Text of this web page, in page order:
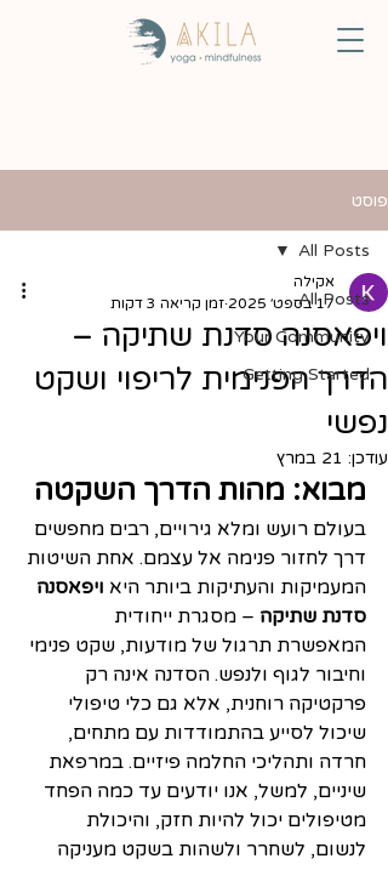
פוסט
All Posts
Your Community
Getting Started
All Posts
ויפאסנה סדנת שתיקה –
הדרך הפנימית לריפוי ושקט
נפשי
אקילה
17 בספט׳ 2025
זמן קריאה 3 דקות
עודכן: 21 במרץ
מבוא: מהות הדרך השקטה
בעולם רועש ומלא גירויים, רבים מחפשים
דרך לחזור פנימה אל עצמם. אחת השיטות
המעמיקות והעתיקות ביותר היא ויפאסנה
סדנת שתיקה – מסגרת ייחודית
המאפשרת תרגול של מודעות, שקט פנימי
וחיבור לגוף ולנפש. הסדנה אינה רק
פרקטיקה רוחנית, אלא גם כלי טיפולי
שיכול לסייע בהתמודדות עם מתחים,
חרדה ותהליכי החלמה פיזיים. במרפאת
שיניים, למשל, אנו יודעים עד כמה הפחד
מטיפולים יכול להיות חזק, והיכולת
לנשום, לשחרר ולשהות בשקט מעניקה